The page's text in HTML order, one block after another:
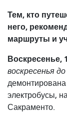
Тем, кто
него,
маршруты и
Воскресенье,
воскресенья
электробусы,
Сакраменто.